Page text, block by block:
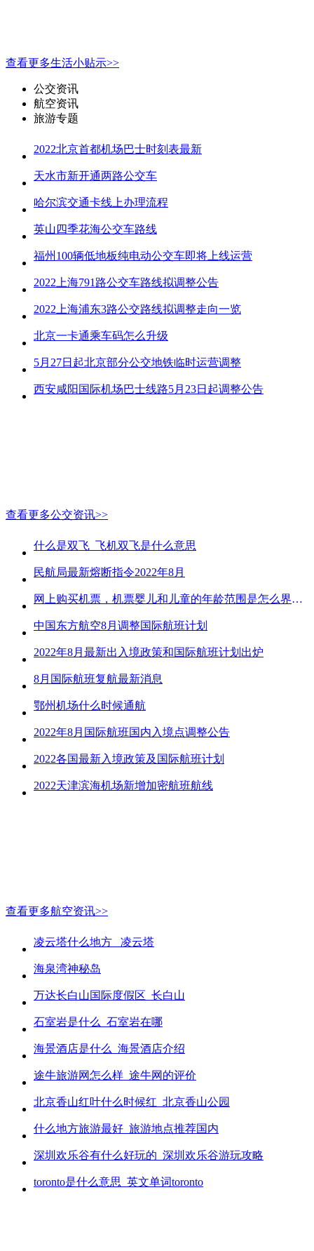
查看更多生活小贴示>>
公交资讯
航空资讯
旅游专题
2022北京首都机场巴士时刻表最新
天水市新开通两路公交车
哈尔滨交通卡线上办理流程
英山四季花海公交车路线
福州100辆低地板纯电动公交车即将上线运营
2022上海791路公交车路线拟调整公告
2022上海浦东3路公交路线拟调整走向一览
北京一卡通乘车码怎么升级
5月27日起北京部分公交地铁临时运营调整
西安咸阳国际机场巴士线路5月23日起调整公告
查看更多公交资讯>>
什么是双飞_飞机双飞是什么意思
民航局最新熔断指令2022年8月
网上购买机票，机票婴儿和儿童的年龄范围是怎么界定的？
中国东方航空8月调整国际航班计划
2022年8月最新出入境政策和国际航班计划出炉
8月国际航班复航最新消息
鄂州机场什么时候通航
2022年8月国际航班国内入境点调整公告
2022各国最新入境政策及国际航班计划
2022天津滨海机场新增加密航班航线
查看更多航空资讯>>
凌云塔什么地方_ 凌云塔
海泉湾神秘岛
万达长白山国际度假区_长白山
石室岩是什么_石室岩在哪
海景酒店是什么_海景酒店介绍
途牛旅游网怎么样_途牛网的评价
北京香山红叶什么时候红_北京香山公园
什么地方旅游最好_旅游地点推荐国内
深圳欢乐谷有什么好玩的_深圳欢乐谷游玩攻略
toronto是什么意思_英文单词toronto